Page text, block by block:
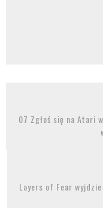
07 Zgłoś się na Atari
Layers of Fear